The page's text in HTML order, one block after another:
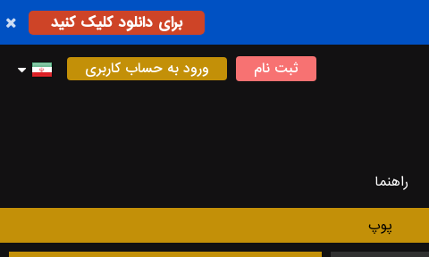
برای دانلود کلیک کنید
ثبت نام ورود به حساب کاربری
راهنما
پوپ